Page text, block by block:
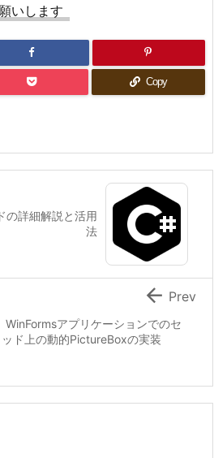
いします
Copy
の詳細解説と活用
法
WinFormsアプリケーションでのセ
ッド上の動的PictureBoxの実装
 Prev